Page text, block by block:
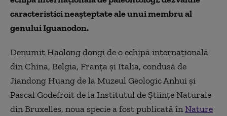
caracteristici neașteptate ale unui membru al
genului Iguanodon.
Denumit Haolong dongi de o echipă internațională
din China, Belgia, Franța și Italia, condusă de
Jiandong Huang de la Muzeul Geologic Anhui și
Pascal Godefroit de la Institutul de Științe Naturale
din Bruxelles, noua specie a fost publicată înNature